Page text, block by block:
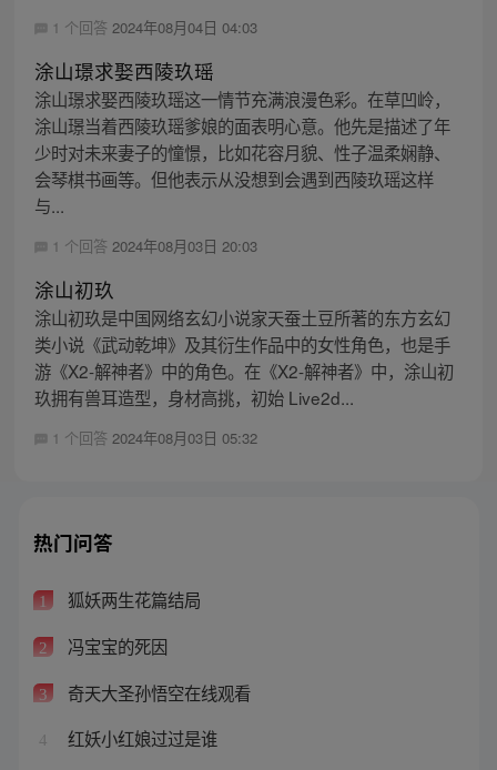
1 个回答 2024年08月04日 04:03
涂山璟求娶西陵玖瑶
涂山璟求娶西陵玖瑶这一情节充满浪漫色彩。在草凹岭，
涂山璟当着西陵玖瑶爹娘的面表明心意。他先是描述了年
少时对未来妻子的憧憬，比如花容月貌、性子温柔娴静、
会琴棋书画等。但他表示从没想到会遇到西陵玖瑶这样
与...
1 个回答 2024年08月03日 20:03
涂山初玖
涂山初玖是中国网络玄幻小说家天蚕土豆所著的东方玄幻
类小说《武动乾坤》及其衍生作品中的女性角色，也是手
游《X2-解神者》中的角色。在《X2-解神者》中，涂山初
玖拥有兽耳造型，身材高挑，初始 Live2d...
1 个回答 2024年08月03日 05:32
热门问答
1 狐妖两生花篇结局
2 冯宝宝的死因
3 奇天大圣孙悟空在线观看
4 红妖小红娘过过是谁